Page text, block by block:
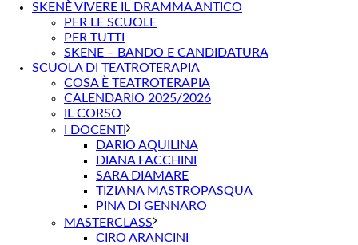
SKENÈ VIVERE IL DRAMMA ANTICO
PER LE SCUOLE
PER TUTTI
SKENE – BANDO E CANDIDATURA
SCUOLA DI TEATROTERAPIA
COSA È TEATROTERAPIA
CALENDARIO 2025/2026
IL CORSO
I DOCENTI
DARIO AQUILINA
DIANA FACCHINI
SARA DIAMARE
TIZIANA MASTROPASQUA
PINA DI GENNARO
MASTERCLASS
CIRO ARANCINI